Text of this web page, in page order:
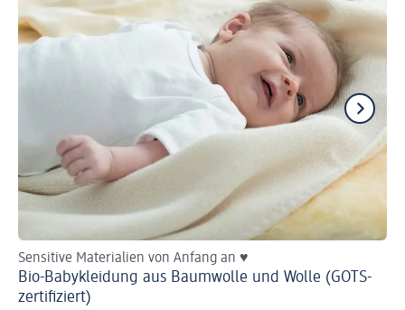
Sensitive Materialien von Anfang an ♥
Bio-Babykleidung aus Baumwolle und Wolle (GOTS-
zertifiziert)